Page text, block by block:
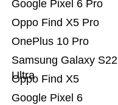
Google Pixel 6
Oppo Find X5
Samsung Galaxy S22
Ultra
OnePlus 10 Pro
Oppo Find X5 Pro
Google Pixel 6 Pro